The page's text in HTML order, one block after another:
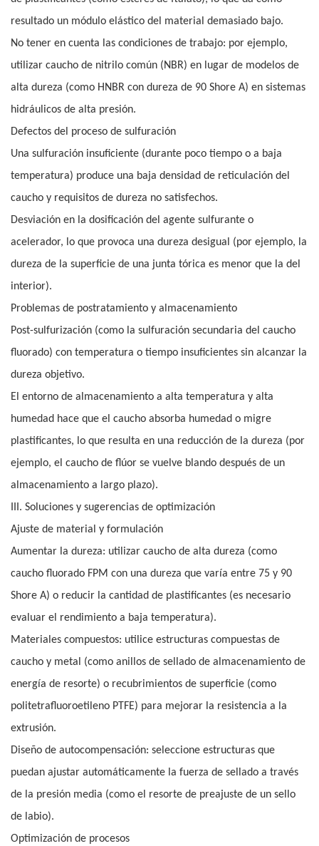
resultado un módulo elástico del material demasiado bajo.
No tener en cuenta las condiciones de trabajo: por ejemplo,
utilizar caucho de nitrilo común (NBR) en lugar de modelos de
alta dureza (como HNBR con dureza de 90 Shore A) en sistemas
hidráulicos de alta presión.
Defectos del proceso de sulfuración
Una sulfuración insuficiente (durante poco tiempo o a baja
temperatura) produce una baja densidad de reticulación del
caucho y requisitos de dureza no satisfechos.
Desviación en la dosificación del agente sulfurante o
acelerador, lo que provoca una dureza desigual (por ejemplo, la
dureza de la superficie de una junta tórica es menor que la del
interior).
Problemas de postratamiento y almacenamiento
Post-sulfurización (como la sulfuración secundaria del caucho
fluorado) con temperatura o tiempo insuficientes sin alcanzar la
dureza objetivo.
El entorno de almacenamiento a alta temperatura y alta
humedad hace que el caucho absorba humedad o migre
plastificantes, lo que resulta en una reducción de la dureza (por
ejemplo, el caucho de flúor se vuelve blando después de un
almacenamiento a largo plazo).
III. Soluciones y sugerencias de optimización
Ajuste de material y formulación
Aumentar la dureza: utilizar caucho de alta dureza (como
caucho fluorado FPM con una dureza que varía entre 75 y 90
Shore A) o reducir la cantidad de plastificantes (es necesario
evaluar el rendimiento a baja temperatura).
Materiales compuestos: utilice estructuras compuestas de
caucho y metal (como anillos de sellado de almacenamiento de
energía de resorte) o recubrimientos de superficie (como
politetrafluoroetileno PTFE) para mejorar la resistencia a la
extrusión.
Diseño de autocompensación: seleccione estructuras que
puedan ajustar automáticamente la fuerza de sellado a través
de la presión media (como el resorte de preajuste de un sello
de labio).
Optimización de procesos